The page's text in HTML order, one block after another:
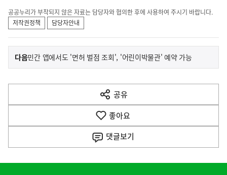
공공누리가 부착되지 않은 자료는 담당자와 협의한 후에 사용하여 주시기 바랍니다.
저작권정책
담당자안내
이
전
다
음
다음기
민간 앱에서도 '면허 벌점 조회', '어린이박물관' 예약 가능
공유
열
기
좋아요
댓글보기